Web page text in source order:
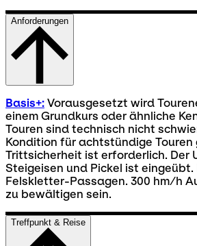
Anforderungen
Basis+: Vorausgesetzt wird
einem Grundkurs oder ähnliche
Touren sind technisch nicht
Kondition für achtstündige
Trittsicherheit ist erforderlich. Der
Steigeisen und Pickel ist eingeübt.
Felskletter-Passagen. 300 hm/h
zu bewältigen sein.
Treffpunkt & Reise